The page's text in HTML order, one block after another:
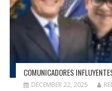
COMUNICADORES
DECEMBER 22, 2025